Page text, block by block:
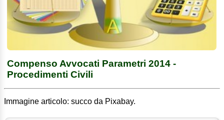
Compenso Avvocati Parametri 2014 -
Procedimenti Civili
Immagine articolo: succo da Pixabay.